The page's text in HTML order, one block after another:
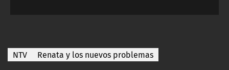
NTV Renata y los nuevos problemas